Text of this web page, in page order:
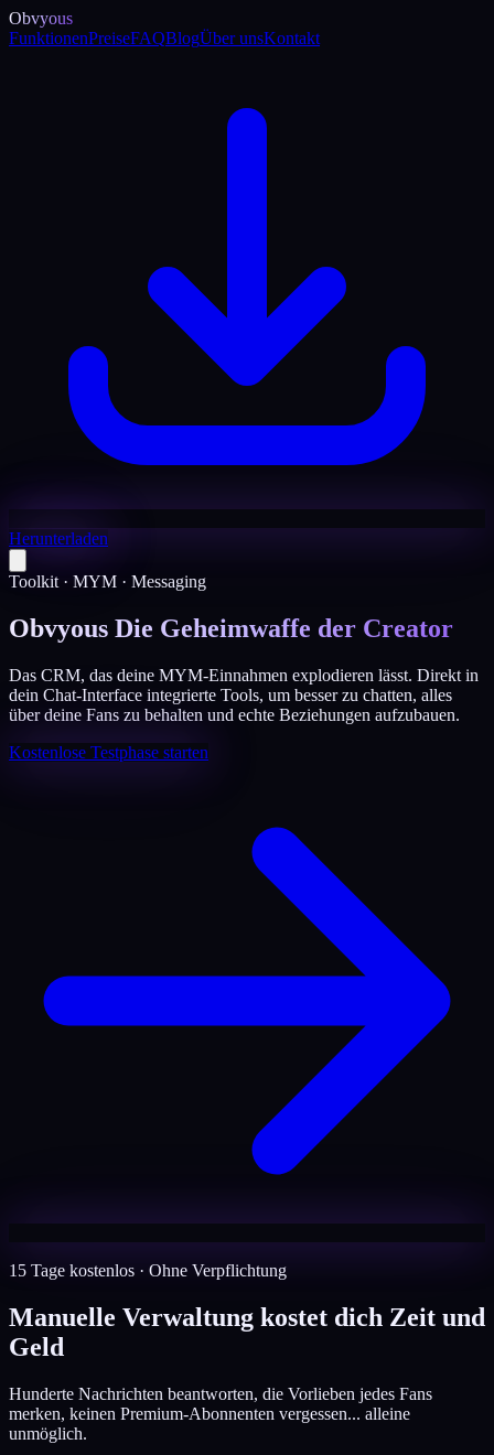
Obvyous
FunktionenPreiseFAQBlogÜber unsKontakt
Herunterladen
Toolkit · MYM · Messaging
Obvyous Die Geheimwaffe der Creator
Das CRM, das deine MYM-Einnahmen explodieren lässt. Direkt in
dein Chat-Interface integrierte Tools, um besser zu chatten, alles
über deine Fans zu behalten und echte Beziehungen aufzubauen.
Kostenlose Testphase starten
15 Tage kostenlos · Ohne Verpflichtung
Manuelle Verwaltung kostet dich Zeit und
Geld
Hunderte Nachrichten beantworten, die Vorlieben jedes Fans
merken, keinen Premium-Abonnenten vergessen... alleine
unmöglich.